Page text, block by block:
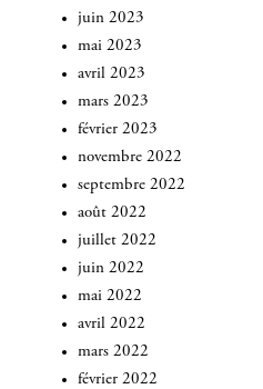
juin 2023
mai 2023
avril 2023
mars 2023
février 2023
novembre 2022
septembre 2022
août 2022
juillet 2022
juin 2022
mai 2022
avril 2022
mars 2022
février 2022
INSCRIVEZ-VOUS